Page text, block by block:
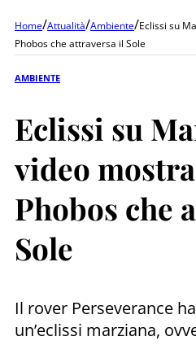
Home/Attualità/Ambiente/Eclissi su
Phobos che attraversa il Sole
AMBIENTE
Eclissi su
video
Phobos che
Sole
Il rover Perseverance
un’eclissi marziana,